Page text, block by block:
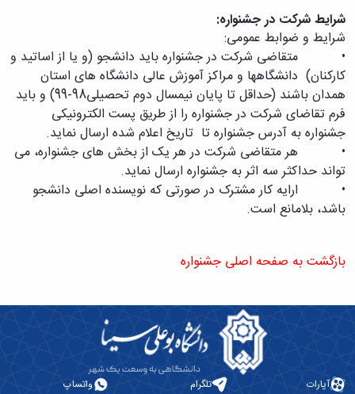
شرایط شرکت در جشنواره:
شرایط و ضوابط عمومی:
• متقاضی شرکت در جشنواره باید دانشجو (و یا از اساتید و
کارکنان) دانشگاهها و مراکز آموزش عالی دانشگاه های استان
همدان باشند (حداقل تا پایان نیمسال دوم تحصیلی98-99) و باید
فرم تقاضای شرکت در جشنواره را از طریق پست الکترونیکی
جشنواره به آدرس جشنواره تا تاریخ اعلام شده ارسال نماید.
• هر متقاضی شرکت در هر یک از بخش های جشنواره، می
تواند حداکثر سه اثر به جشنواره ارسال نماید.
• ارایه کار مشترک در صورتی که نویسنده اصلی دانشجو
باشد، بلامانع است.
بازگشت به صفحه اصلی جشنواره
آپارات تلگرام واتساپ